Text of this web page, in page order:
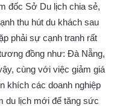
đốc Sở Du lịch chia sẻ,
thu hút du khách sau
phải sự cạnh tranh rất
đồng như: Đà Nẵng,
cùng với việc giảm giá
khích các doanh nghiệp
du lịch mới để tăng sức